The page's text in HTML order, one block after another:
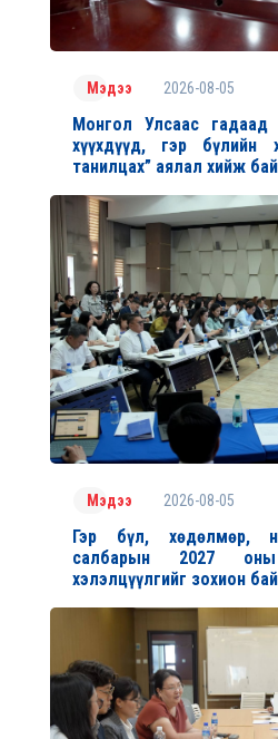
Мэдээ 2026-08-05
Монгол Улсаас гадаад
хүүхдүүд, гэр бүлийн
танилцах” аялал хийж
Мэдээ 2026-08-05
Гэр бүл, хөдөлмөр,
салбарын 2027
хэлэлцүүлгийг зохион